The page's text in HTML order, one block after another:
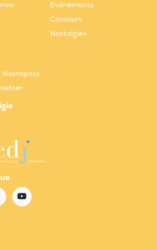
Evènements
Concours
Nostalgie+
Nostapass